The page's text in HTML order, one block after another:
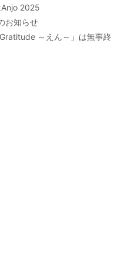
2025
お知らせ
～えん～」は無事終